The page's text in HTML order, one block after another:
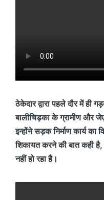
ठेकेदार द्वारा पहले दौर में ही
बालीचिड़का के ग्रामीण और
इन्होंने सड़क निर्माण कार्य का
शिकायत करने की बात कही
नहीं हो रहा है।